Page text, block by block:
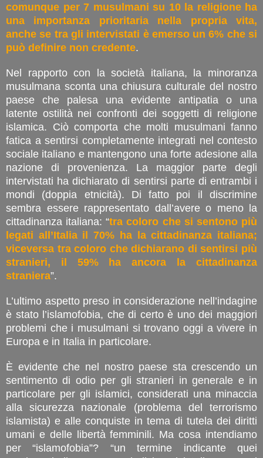
comunque per 7 musulmani su 10 la religione ha
una importanza prioritaria nella propria vita,
anche se tra gli intervistati è emerso un 6% che si
può definire non credente.
Nel rapporto con la società italiana, la minoranza
musulmana sconta una chiusura culturale del nostro
paese che palesa una evidente antipatia o una
latente ostilità nei confronti dei soggetti di religione
islamica. Ciò comporta che molti musulmani fanno
fatica a sentirsi completamente integrati nel contesto
sociale italiano e mantengono una forte adesione alla
nazione di provenienza. La maggior parte degli
intervistati ha dichiarato di sentirsi parte di entrambi i
mondi (doppia etnicità). Di fatto poi il discrimine
sembra essere rappresentato dall’avere o meno la
cittadinanza italiana: “tra coloro che si sentono più
legati all’Italia il 70% ha la cittadinanza italiana;
viceversa tra coloro che dichiarano di sentirsi più
stranieri, il 59% ha ancora la cittadinanza
straniera”.
L’ultimo aspetto preso in considerazione nell’indagine
è stato l’islamofobia, che di certo è uno dei maggiori
problemi che i musulmani si trovano oggi a vivere in
Europa e in Italia in particolare.
È evidente che nel nostro paese sta crescendo un
sentimento di odio per gli stranieri in generale e in
particolare per gli islamici, considerati una minaccia
alla sicurezza nazionale (problema del terrorismo
islamista) e alle conquiste in tema di tutela dei diritti
umani e delle libertà femminili. Ma cosa intendiamo
per “islamofobia”? “un termine indicante quei